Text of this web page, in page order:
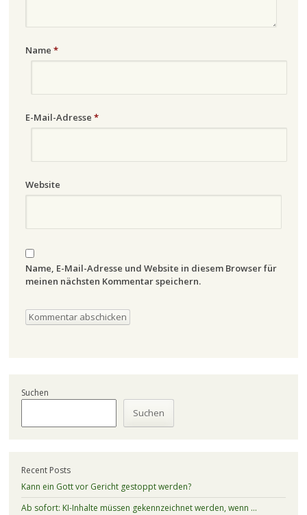
Name *
E-Mail-Adresse *
Website
Name, E-Mail-Adresse und Website in diesem Browser für
meinen nächsten Kommentar speichern.
Suchen
Suchen
Recent Posts
Kann ein Gott vor Gericht gestoppt werden?
Ab sofort: KI-Inhalte müssen gekennzeichnet werden, wenn …